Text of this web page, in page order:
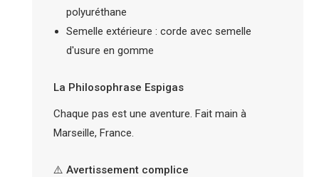
polyuréthane
Semelle extérieure : corde avec semelle
d'usure en gomme
La Philosophrase Espigas
Chaque pas est une aventure. Fait main à
Marseille, France.
⚠️ Avertissement complice